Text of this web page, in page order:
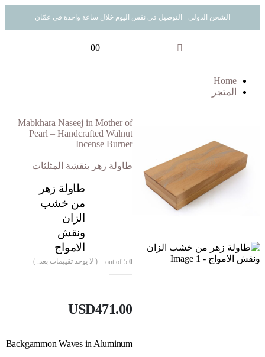
الشحن الدولي - التوصيل في نفس اليوم خلال ساعة واحدة في عمّان
00
Home
المتجر
Mabkhara Naseej in Mother of
Pearl – Handcrafted Walnut
Incense Burner
طاولة زهر بنقشة المثلثات
طاولة زهر
من خشب
الزان
ونقش
الامواج
0 ( لا يوجد تقييمات بعد. )
USD471.00
Backgammon Waves in Aluminum